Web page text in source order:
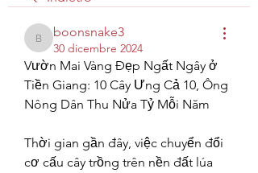
boonsnake3
boonsnake3
30 dicembre 2024
Vườn Mai Vàng Đẹp Ngất Ngây ở
Tiền Giang: 10 Cây Ưng Cả 10, Ông
Nông Dân Thu Nửa Tỷ Mỗi Năm
Thời gian gần đây, việc chuyển đổi
cơ cấu cây trồng trên nền đất lúa